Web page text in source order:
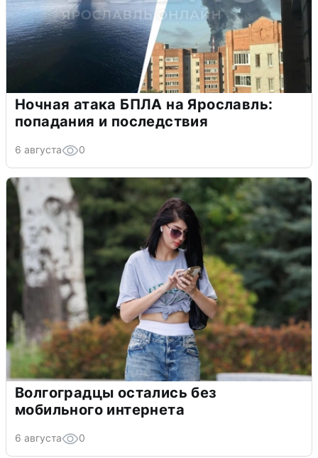
Ночная атака БПЛА на Ярославль:
попадания и последствия
6 августа 0
Волгоградцы остались без
мобильного интернета
6 августа 0